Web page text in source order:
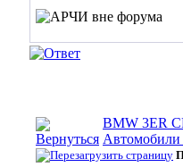
BMW 3ER